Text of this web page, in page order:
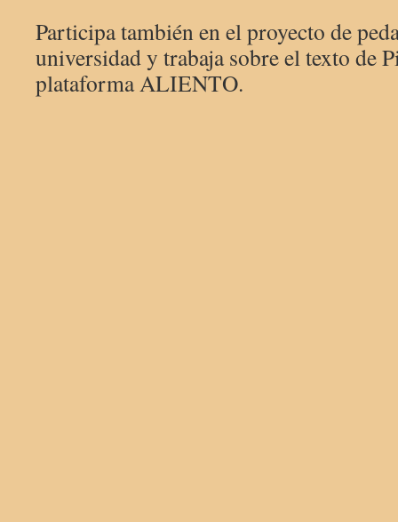
Participa también en el proyecto de
universidad y trabaja sobre el texto de
plataforma ALIENTO.